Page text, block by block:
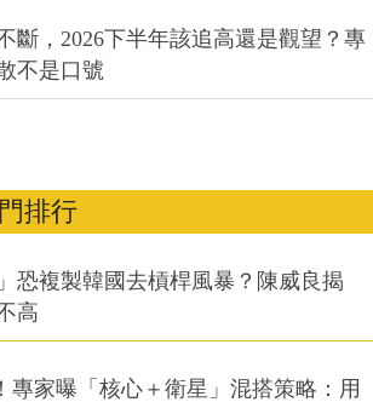
斷，2026下半年該追高還是觀望？專
不是口號
排行
恐複製韓國去槓桿風暴？陳威良揭
高
專家曝「核心＋衛星」混搭策略：用